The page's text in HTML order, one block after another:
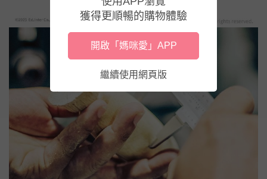
獲得更順暢的購物體驗
開啟「媽咪愛」APP
繼續使用網頁版